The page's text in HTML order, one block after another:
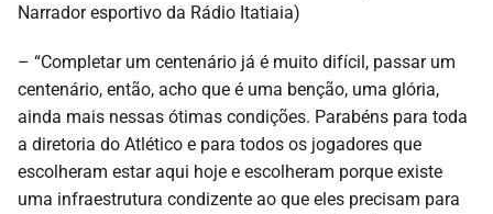
Narrador esportivo da Rádio Itatiaia)
– “Completar um centenário já é muito difícil, passar um
centenário, então, acho que é uma benção, uma glória,
ainda mais nessas ótimas condições. Parabéns para toda
a diretoria do Atlético e para todos os jogadores que
escolheram estar aqui hoje e escolheram porque existe
uma infraestrutura condizente ao que eles precisam para